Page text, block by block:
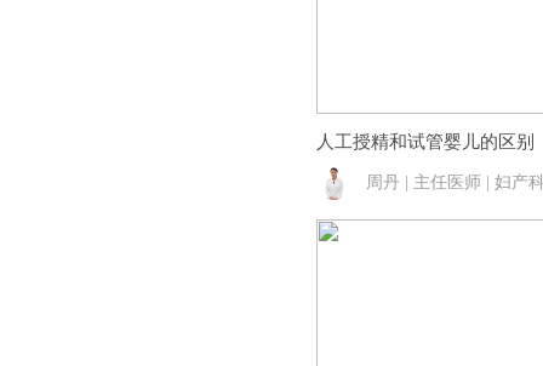
人工授精和试管婴儿的区别
周丹 | 主任医师 | 妇产